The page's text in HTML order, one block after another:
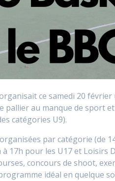
ce samedi 20
pallier au manque de sport
catégories U9).
par catégorie (de
à 17h pour les U17 et
concours de shoot,
idéal en quelque